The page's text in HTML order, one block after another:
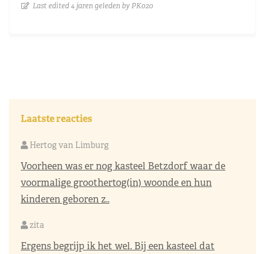
Last edited 4 jaren geleden by PK020
Laatste reacties
Hertog van Limburg
Voorheen was er nog kasteel Betzdorf waar de
voormalige groothertog(in) woonde en hun
kinderen geboren z..
zita
Ergens begrijp ik het wel. Bij een kasteel dat